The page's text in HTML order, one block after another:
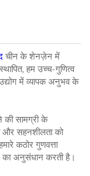
चीन के शेनज़ेन में
हम उच्च-गुणित्व
में व्यापक अनुभव के
की सामग्री के
और सहनशीलता को
कठोर गुणवत्ता
का अनुसंधान करती है।